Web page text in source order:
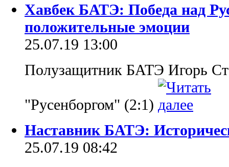
Хавбек БАТЭ: Победа над
положительные эмоции
25.07.19 13:00
Полузащитник БАТЭ Игорь
"Русенборгом" (2:1)
Наставник БАТЭ:
25.07.19 08:42